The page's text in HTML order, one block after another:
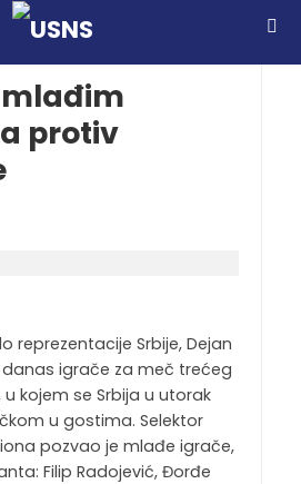
mlađim
protiv
reprezentacije Srbije, Dejan
igrače za meč trećeg
u kojem se Srbija u utorak
u gostima. Selektor
pozvao je mlađe igrače,
Filip Radojević, Đorđe